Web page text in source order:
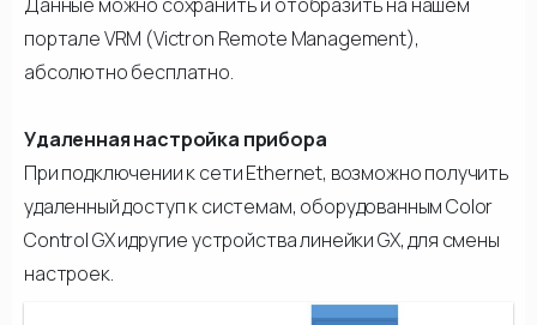
портале VRM (Victron Remote Management),
абсолютно бесплатно.
Удаленная настройка прибора
При подключении к сети Ethernet, возможно получить
удаленный доступ к системам, оборудованным Color
Control GX идругие устройства линейки GX, для смены
настроек.